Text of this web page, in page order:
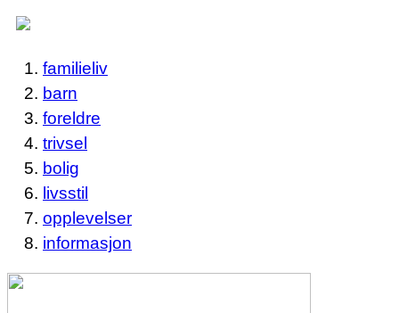
familieliv
barn
foreldre
trivsel
bolig
livsstil
opplevelser
informasjon